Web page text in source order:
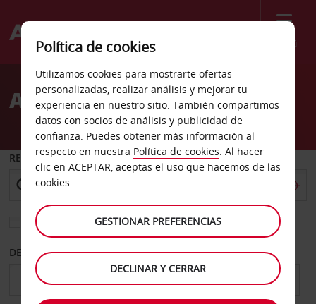
Menú
Welcome
AvisAlquiler de coches Elche
RECOGER EN
Elegir otra oficina de devolución
DESDE HASTA
Política de cookies
Utilizamos cookies para mostrarte ofertas
personalizadas, realizar análisis y mejorar tu
experiencia en nuestro sitio. También compartimos
datos con socios de análisis y publicidad de
confianza. Puedes obtener más información al
respecto en nuestra Política de cookies. Al hacer
clic en ACEPTAR, aceptas el uso que hacemos de las
cookies.
GESTIONAR PREFERENCIAS
DECLINAR Y CERRAR